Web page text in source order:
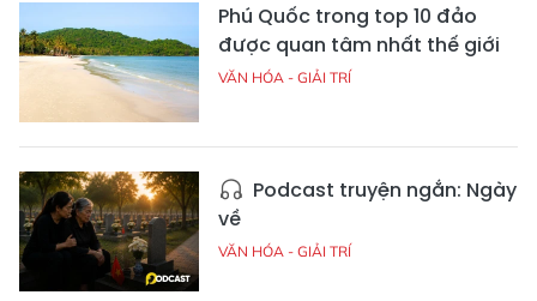
Phú Quốc trong top 10 đảo
được quan tâm nhất thế giới
VĂN HÓA - GIẢI TRÍ
Podcast truyện ngắn: Ngày
về
VĂN HÓA - GIẢI TRÍ